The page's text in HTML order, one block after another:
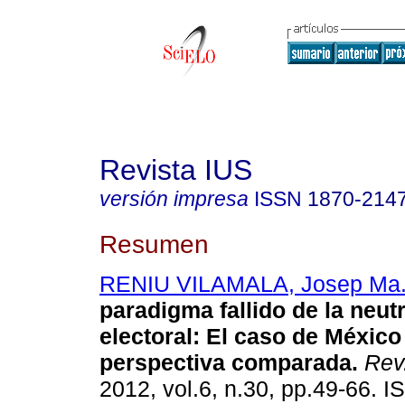
Revista IUS
versión impresa ISSN 1870-
Resumen
RENIU VILAMALA, Josep
paradigma fallido de la
electoral: El caso de
perspectiva comparada.
2012, vol.6, n.30, pp.49-66.